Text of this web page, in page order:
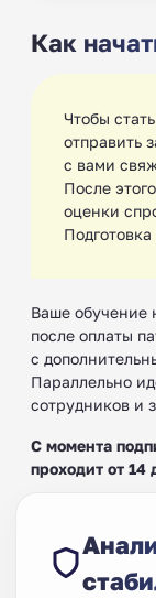
Как
Чтобы
отправить
с вами
После
оценки
Ваше обучение
после оплаты
с
Параллельно
сотрудников и
С момента
проходит от 14